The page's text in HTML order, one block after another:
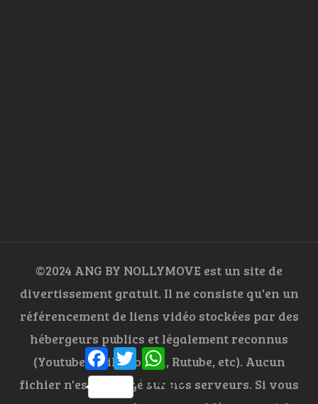
©2024 ANG BY NOLLYMOVE est un site de
divertissement gratuit. Il ne consiste qu'en un
référencement de liens vidéo stockées par des
hébergeurs publics et légalement reconnus
(Youtube, Dailymotion, Rutube, etc). Aucun
fichier n'est hébergé sur nos serveurs. Si vous
Facebook
Twitter
Partager